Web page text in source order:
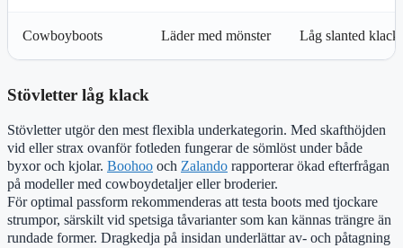
Cowboyboots Läder med mönster Låg slanted klack
Stövletter låg klack
Stövletter utgör den mest flexibla underkategorin. Med skafthöjden
vid eller strax ovanför fotleden fungerar de sömlöst under både
byxor och kjolar. Boohoo och Zalando rapporterar ökad efterfrågan
på modeller med cowboydetaljer eller broderier.
För optimal passform rekommenderas att testa boots med tjockare
strumpor, särskilt vid spetsiga tåvarianter som kan kännas trängre än
rundade former. Dragkedja på insidan underlättar av- och påtagning